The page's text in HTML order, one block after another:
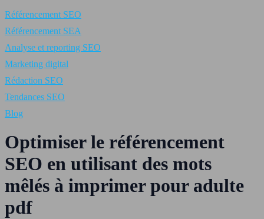
Référencement SEO
Référencement SEA
Analyse et reporting SEO
Marketing digital
Rédaction SEO
Tendances SEO
Blog
Optimiser le référencement
SEO en utilisant des mots
mêlés à imprimer pour adulte
pdf